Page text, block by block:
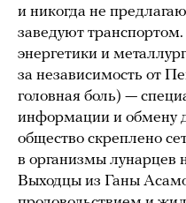
и никогда не
заведуют
энергетики и
за независимость от
головная боль) —
информации и обмену
общество скреплено
в организмы лунарцев
Выходцы из Ганы